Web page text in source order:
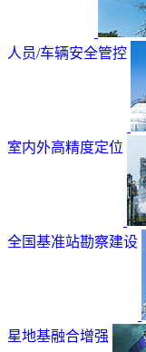
人员/车辆安全管控
室内外高精度定位
全国基准站勘察建设
星地基融合增强